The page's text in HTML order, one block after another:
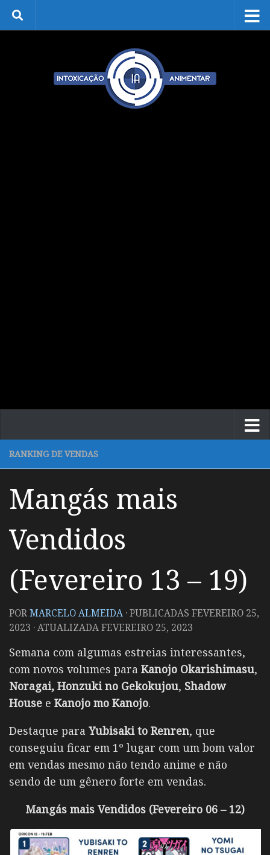
Skip to content
RANKING DE VENDAS
Mangás mais
Vendidos
(Fevereiro 13 – 19)
PORMARCELO ALMEIDA · PUBLICADAS FEVEREIRO 25,
2023 · ATUALIZADAFEVEREIRO 25, 2023
Semana com algumas estreias interessantes,
com novos volumes para Kanojo Okarishimasu,
Noragai, Honzuki no Gekokujou, Shadow
House e Kanojo mo Kanojo.
Destaque para Yubisaki to Renren, que
conseguiu ficar em 1º lugar com um bom valor
em vendas mesmo não tendo anime e não
sendo de um gênero forte em vendas.
Mangás mais Vendidos (Fevereiro 06 – 12)